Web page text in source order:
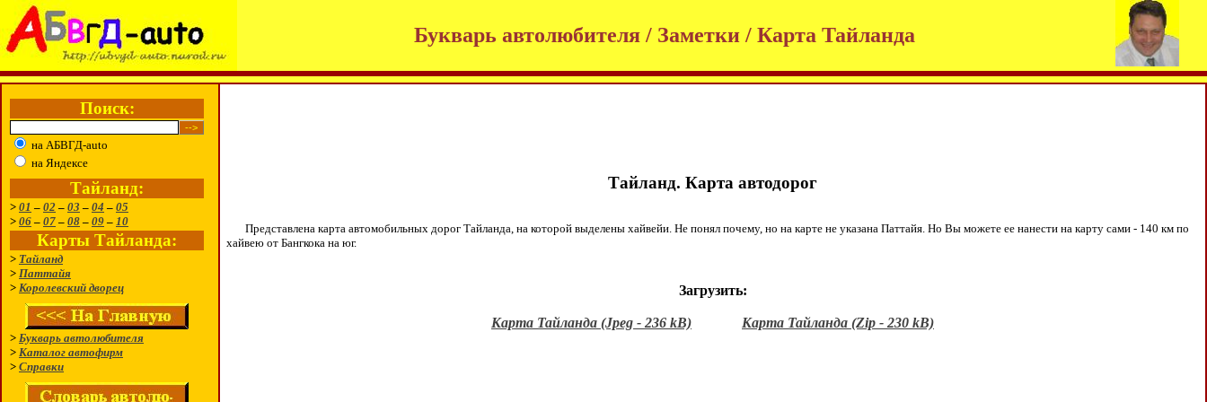
Букварь автолюбителя / Заметки / Карта Тайланда
Поиск:
на АБВГД-auto
на Яндексе
Тайланд:
> 01 – 02 – 03 – 04 – 05
> 06 – 07 – 08 – 09 – 10
Карты Тайланда:
> Тайланд
> Паттайя
> Королевский дворец
> Букварь автолюбителя
> Каталог автофирм
> Справки
Тайланд. Карта автодорог
Представлена карта автомобильных дорог Тайланда, на которой выделены хайвейи. Не понял почему, но на карте не указана Паттайя. Но Вы можете ее нанести на карту сами - 140 км по
хайвею от Бангкока на юг.
Загрузить:
Карта Тайланда (Jpeg - 236 kB) Карта Тайланда (Zip - 230 kB)